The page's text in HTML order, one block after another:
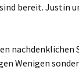
bereit. Justin
nachdenklichen
Wenigen